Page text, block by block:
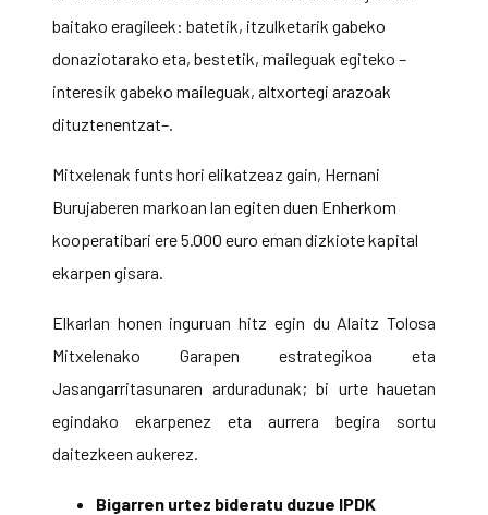
baitako eragileek: batetik, itzulketarik gabeko
donaziotarako eta, bestetik, maileguak egiteko –
interesik gabeko maileguak, altxortegi arazoak
dituztenentzat–.
Mitxelenak funts hori elikatzeaz gain, Hernani
Burujaberen markoan lan egiten duen Enherkom
kooperatibari ere 5.000 euro eman dizkiote kapital
ekarpen gisara.
Elkarlan honen inguruan hitz egin du Alaitz Tolosa
Mitxelenako Garapen estrategikoa eta
Jasangarritasunaren arduradunak; bi urte hauetan
egindako ekarpenez eta aurrera begira sortu
daitezkeen aukerez.
Bigarren urtez bideratu duzue IPDK